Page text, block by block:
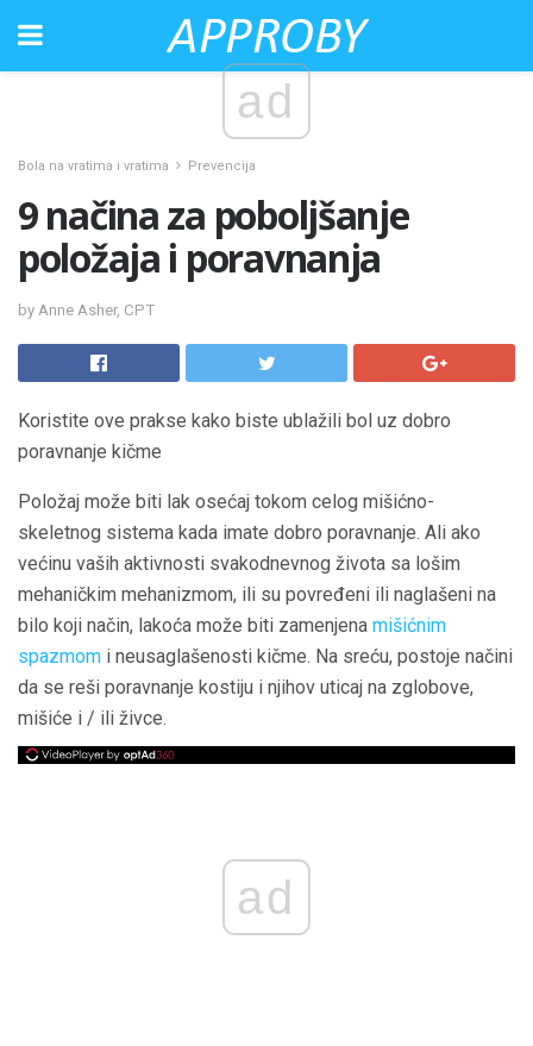
ad
Bola na vratima i vratima Prevencija
9 načina za poboljšanje
položaja i poravnanja
by Anne Asher, CPT
Koristite ove prakse kako biste ublažili bol uz dobro
poravnanje kičme
Položaj može biti lak osećaj tokom celog mišićno-
skeletnog sistema kada imate dobro poravnanje. Ali ako
većinu vaših aktivnosti svakodnevnog života sa lošim
mehaničkim mehanizmom, ili su povređeni ili naglašeni na
bilo koji način, lakoća može biti zamenjena mišićnim
spazmom i neusaglašenosti kičme. Na sreću, postoje načini
da se reši poravnanje kostiju i njihov uticaj na zglobove,
mišiće i / ili živce.
ad